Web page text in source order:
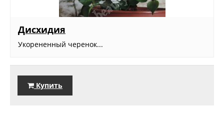
Дисхидия
Укорененный черенок...
Купить